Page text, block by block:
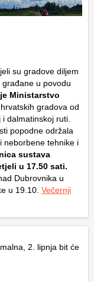
su gradove diljem
u povodu
Ministarstvo
gradova od
dalmatinskoj ruti.
popodne održala
neborbene tehnike i
sustava
u 17.50 sati.
Dubrovnika u
u 19.10. Večernji
2. lipnja bit će